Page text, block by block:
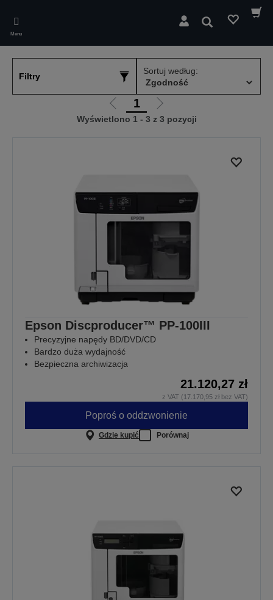
main
content
Menu
Wyszukaj
Filtry
Sortuj według:
Przejdź
do
1
Przejdź
do
Wyświetlono 1 - 3 z 3 pozycji
Epson Discproducer™ PP-100III
Precyzyjne napędy BD/DVD/CD
Bardzo duża wydajność
Bezpieczna archiwizacja
21.120,27 zł
z VAT (17.170,95 zł bez VAT)
Poproś o oddzwonienie
Gdzie kupić Porównaj